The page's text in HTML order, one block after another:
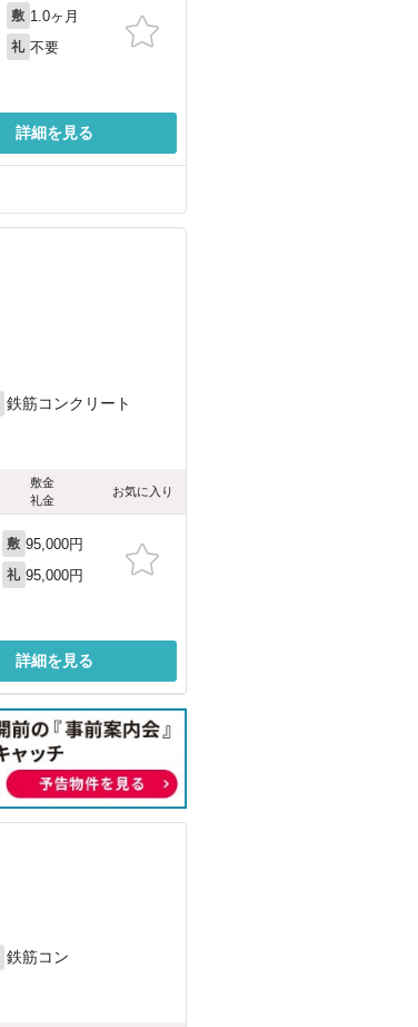
敷 1.0ヶ月
礼 不要
詳細を見る
鉄筋コンクリート
敷金
礼金
お気に入り
敷 95,000円
礼 95,000円
詳細を見る
鉄筋コン